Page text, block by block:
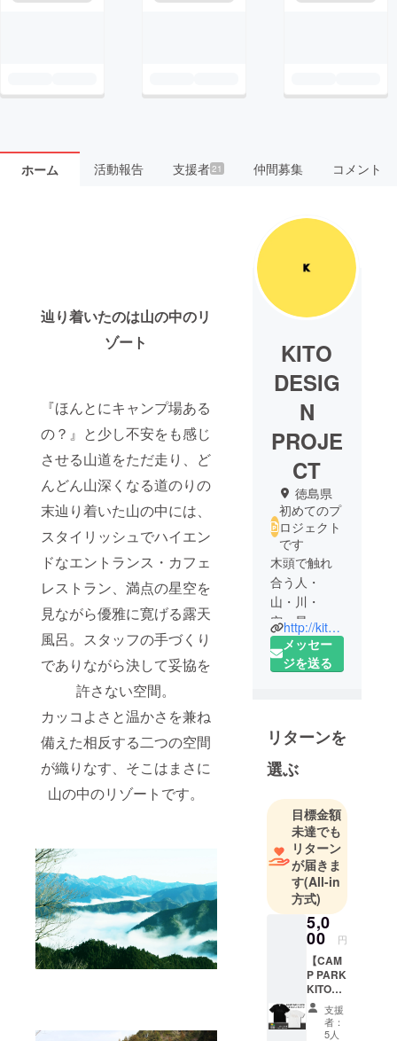
ホーム 活動報告 支援者21 仲間募集 コメント
辿り着いたのは山の中のリ
ゾート
『ほんとにキャンプ場ある
の？』と少し不安をも感じ
させる山道をただ走り、ど
んどん山深くなる道のりの
末辿り着いた山の中には、
スタイリッシュでハイエン
ドなエントランス・カフェ
レストラン、満点の星空を
見ながら優雅に寛げる露天
風呂。スタッフの手づくり
でありながら決して妥協を
許さない空間。
カッコよさと温かさを兼ね
備えた相反する二つの空間
が織りなす、そこはまさに
山の中のリゾートです。
KITO
DESIG
N
PROJE
CT
徳島県
初めてのプ
ロジェクト
です
木頭で触れ
合う人・
山・川・
空・星・柚
子が
遠くなつか
木頭を愛す
る心、大自
然のなかで
育まれた
温かい
人々・文
化・伝統。
わたしたち
は、これら
の宝物を磨
き続け
自然との共
生をテーマ
木頭で暮ら
す人、訪れ
http://kito-dh.jp/
メッセー
ジを送る
リターンを
選ぶ
目標金額
未達でも
リターン
が届きま
す(All-in
方式)
5,0
00 円
【CAM
P PARK
KITOオ
リジナ
ルTシャ
ツ】 ・
支援
者：
5人